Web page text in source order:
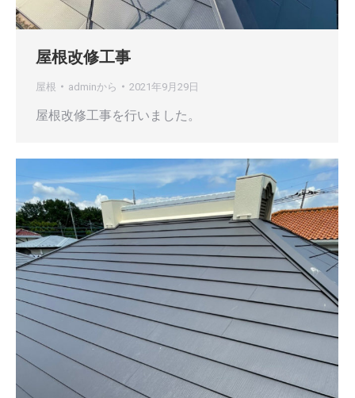
屋根改修工事
屋根 adminから 2021年9月29日
屋根改修工事を行いました。